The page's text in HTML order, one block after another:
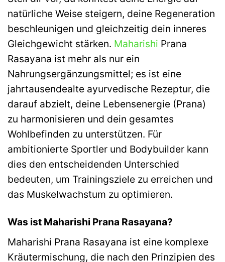
natürliche Weise steigern, deine Regeneration
beschleunigen und gleichzeitig dein inneres
Gleichgewicht stärken. Maharishi Prana
Rasayana ist mehr als nur ein
Nahrungsergänzungsmittel; es ist eine
jahrtausendealte ayurvedische Rezeptur, die
darauf abzielt, deine Lebensenergie (Prana)
zu harmonisieren und dein gesamtes
Wohlbefinden zu unterstützen. Für
ambitionierte Sportler und Bodybuilder kann
dies den entscheidenden Unterschied
bedeuten, um Trainingsziele zu erreichen und
das Muskelwachstum zu optimieren.
Was ist Maharishi Prana Rasayana?
Maharishi Prana Rasayana ist eine komplexe
Kräutermischung, die nach den Prinzipien des